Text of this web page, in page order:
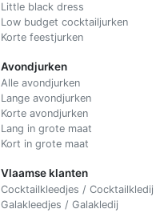
Little black dress
Low budget cocktailjurken
Korte feestjurken
Avondjurken
Alle avondjurken
Lange avondjurken
Korte avondjurken
Lang in grote maat
Kort in grote maat
Vlaamse klanten
Cocktailkleedjes / Cocktailkledij
Galakleedjes / Galakledij